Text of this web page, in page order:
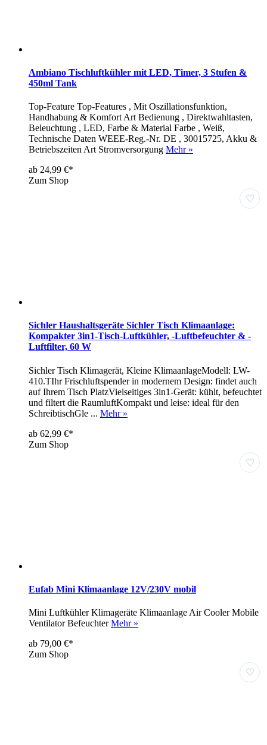
Ambiano Tischluftkühler mit LED, Timer, 3 Stufen &
450ml Tank
Top-Feature Top-Features , Mit Oszillationsfunktion,
Handhabung & Komfort Art Bedienung , Direktwahltasten,
Beleuchtung , LED, Farbe & Material Farbe , Weiß,
Technische Daten WEEE-Reg.-Nr. DE , 30015725, Akku &
Betriebszeiten Art Stromversorgung Mehr »
ab 24,99 €*
Zum Shop
♡
Sichler Haushaltsgeräte Sichler Tisch Klimaanlage:
Kompakter 3in1-Tisch-Luftkühler, -Luftbefeuchter & -
Luftfilter, 60 W
Sichler Tisch Klimagerät, Kleine KlimaanlageModell: LW-
410.TIhr Frischluftspender in modernem Design: findet auch
auf Ihrem Tisch PlatzVielseitiges 3in1-Gerät: kühlt, befeuchtet
und filtert die RaumluftKompakt und leise: ideal für den
SchreibtischGle ... Mehr »
ab 62,99 €*
Zum Shop
♡
Eufab Mini Klimaanlage 12V/230V mobil
Mini Luftkühler Klimageräte Klimaanlage Air Cooler Mobile
Ventilator BefeuchterMehr »
ab 79,00 €*
Zum Shop
♡